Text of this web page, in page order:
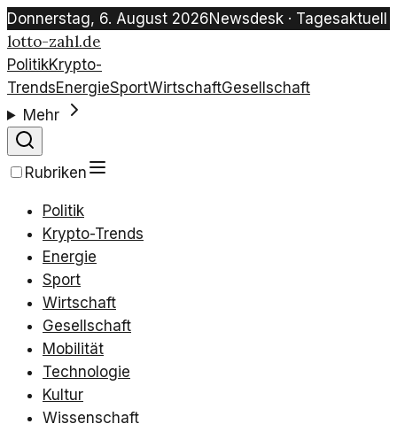
Donnerstag, 6. August 2026Newsdesk · Tagesaktuell
lotto-zahl.de
PolitikKrypto-
TrendsEnergieSportWirtschaftGesellschaft
Mehr
Rubriken
Politik
Krypto-Trends
Energie
Sport
Wirtschaft
Gesellschaft
Mobilität
Technologie
Kultur
Wissenschaft